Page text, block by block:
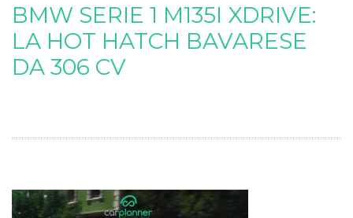
BMW SERIE 1 M135I XDRIVE:
LA HOT HATCH BAVARESE
DA 306 CV